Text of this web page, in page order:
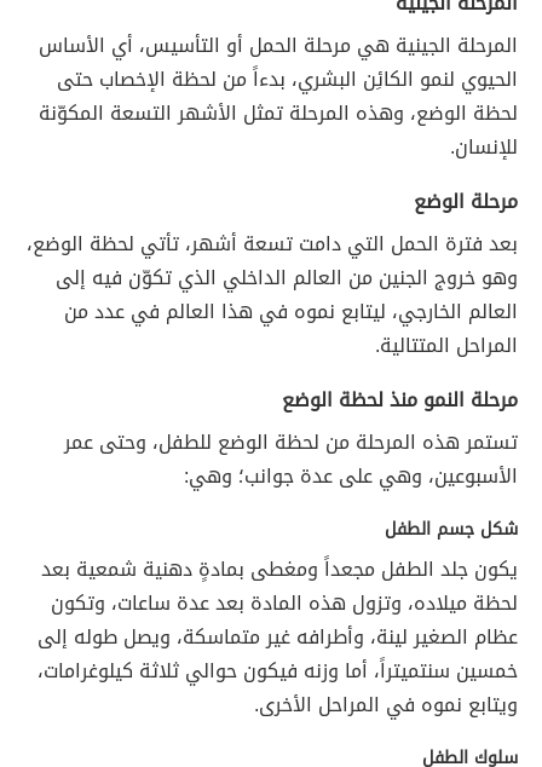
المرحلة الجينية هي مرحلة الحمل أو التأسيس، أي الأساس
الحيوي لنمو الكائِن البشري، بدءاً من لحظة الإخصاب حتى
لحظة الوضع، وهذه المرحلة تمثل الأشهر التسعة المكوّنة
للإنسان.
مرحلة الوضع
بعد فترة الحمل التي دامت تسعة أشهر، تأتي لحظة الوضع،
وهو خروج الجنين من العالم الداخلي الذي تكوّن فيه إلى
العالم الخارجي، ليتابع نموه في هذا العالم في عدد من
المراحل المتتالية.
مرحلة النمو منذ لحظة الوضع
تستمر هذه المرحلة من لحظة الوضع للطفل، وحتى عمر
الأسبوعين، وهي على عدة جوانب؛ وهي:
شكل جسم الطفل
يكون جلد الطفل مجعداً ومغطى بمادةٍ دهنية شمعية بعد
لحظة ميلاده، وتزول هذه المادة بعد عدة ساعات، وتكون
عظام الصغير لينة، وأطرافه غير متماسكة، ويصل طوله إلى
خمسين سنتميتراً، أما وزنه فيكون حوالي ثلاثة كيلوغرامات،
ويتابع نموه في المراحل الأخرى.
سلوك الطفل